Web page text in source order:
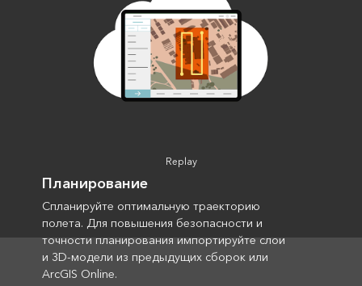
Replay
Планирование
Спланируйте оптимальную траекторию
полета. Для повышения безопасности и
точности планирования импортируйте слои
и 3D-модели из предыдущих сборок или
ArcGIS Online.